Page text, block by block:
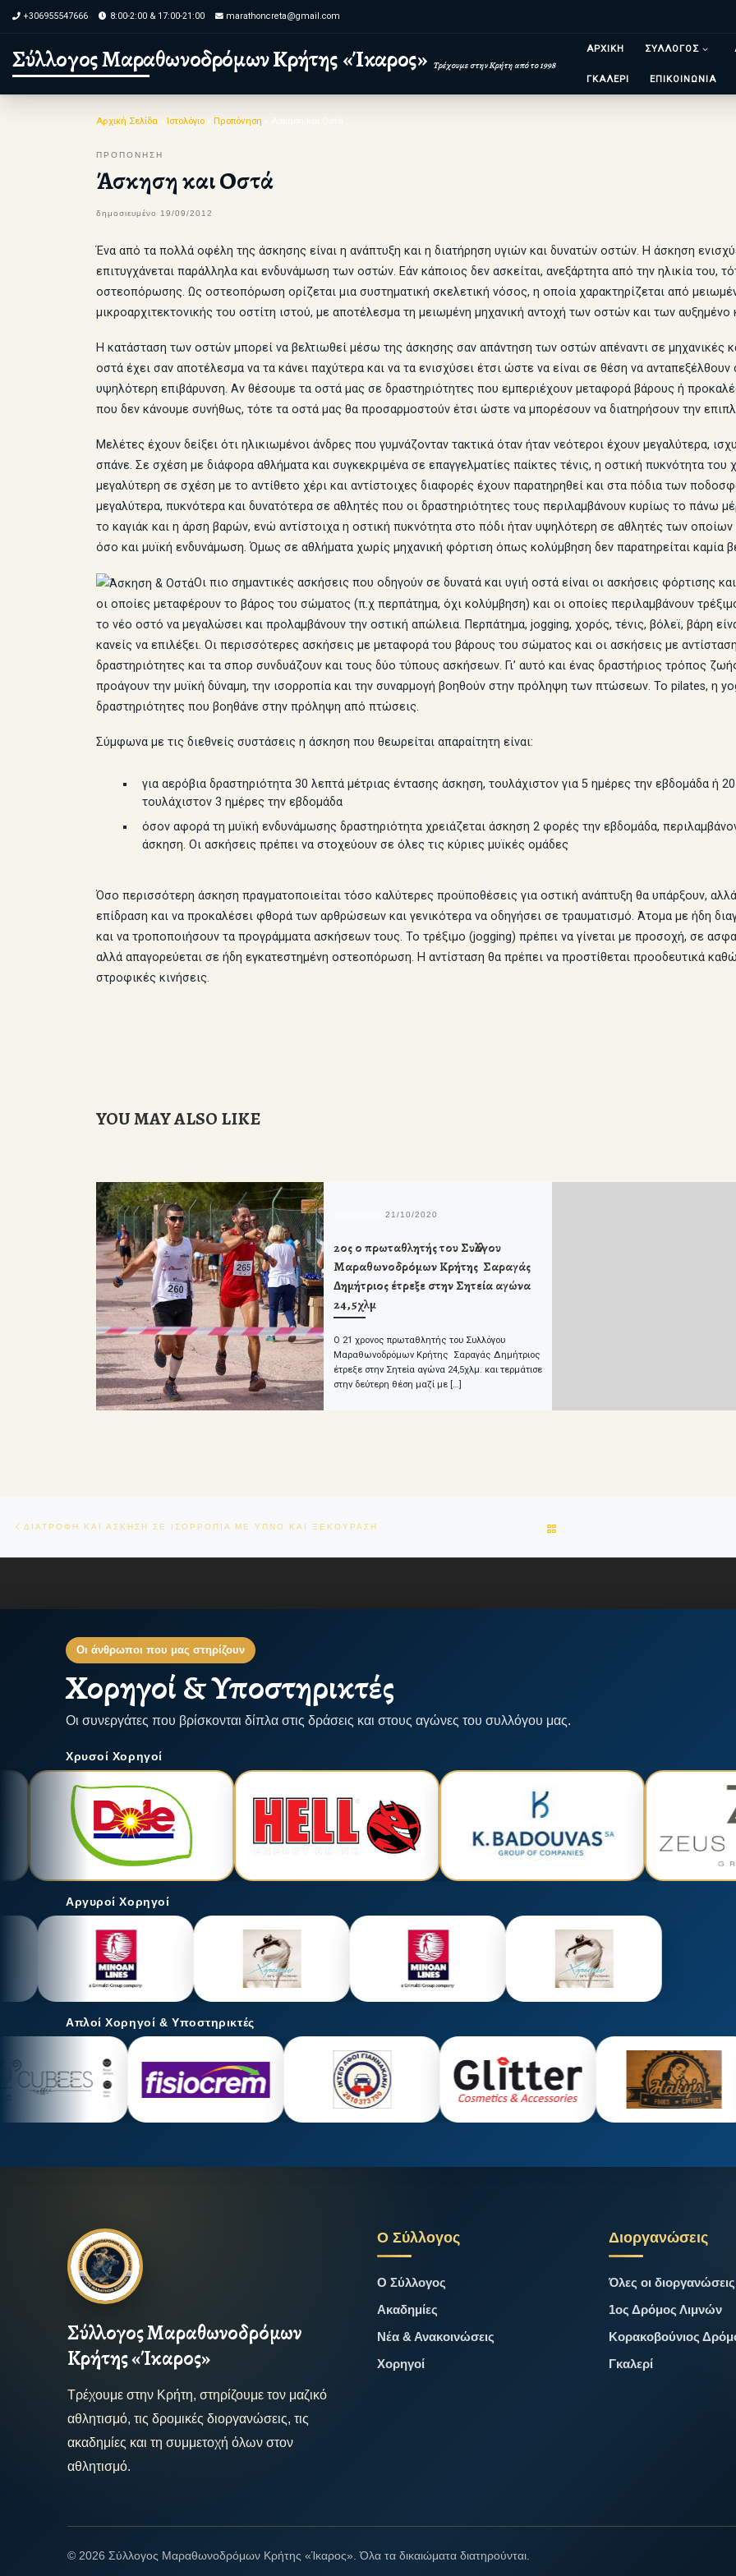
Skip to content
+306955547666 8:00-2:00 & 17:00-21:00 marathoncreta@gmail.com
Σύλλογος Μαραθωνοδρόμων Κρήτης «Ίκαρος» Τρέχουμε στην Κρήτη από το 1998
ΑΡΧΙΚΗ ΣΥΛΛΟΓΟΣ
ΓΚΑΛΕΡΙ ΕΠΙΚΟΙΝΩΝΙΑ
Αρχική Σελίδα Ιστολόγιο Προπόνηση
ΠΡΟΠΟΝΗΣΗ
Άσκηση και Οστά
δημοσιευμένο 19/09/2012
Ένα από τα πολλά οφέλη της άσκησης είναι η ανάπτυξη και η διατήρηση υγιών και δυνατών οστών. Η άσκηση
επιτυγχάνεται παράλληλα και ενδυνάμωση των οστών. Εάν κάποιος δεν ασκείται, ανεξάρτητα από την ηλικία του,
οστεοπόρωσης. Ως οστεοπόρωση ορίζεται μια συστηματική σκελετική νόσος, η οποία χαρακτηρίζεται από
μικροαρχιτεκτονικής του οστίτη ιστού, με αποτέλεσμα τη μειωμένη μηχανική αντοχή των οστών και των αυξημένο
Η κατάσταση των οστών μπορεί να βελτιωθεί μέσω της άσκησης σαν απάντηση των οστών απέναντι σε μηχανικές
οστά έχει σαν αποτέλεσμα να τα κάνει παχύτερα και να τα ενισχύσει έτσι ώστε να είναι σε θέση να
υψηλότερη επιβάρυνση. Αν θέσουμε τα οστά μας σε δραστηριότητες που εμπεριέχουν μεταφορά βάρους ή
που δεν κάνουμε συνήθως, τότε τα οστά μας θα προσαρμοστούν έτσι ώστε να μπορέσουν να διατηρήσουν την
Μελέτες έχουν δείξει ότι ηλικιωμένοι άνδρες που γυμνάζονταν τακτικά όταν ήταν νεότεροι έχουν μεγαλύτερα,
σπάνε. Σε σχέση με διάφορα αθλήματα και συγκεκριμένα σε επαγγελματίες παίκτες τένις, η οστική πυκνότητα του
μεγαλύτερη σε σχέση με το αντίθετο χέρι και αντίστοιχες διαφορές έχουν παρατηρηθεί και στα πόδια των
μεγαλύτερα, πυκνότερα και δυνατότερα σε αθλητές που οι δραστηριότητες τους περιλαμβάνουν κυρίως το πάνω
το καγιάκ και η άρση βαρών, ενώ αντίστοιχα η οστική πυκνότητα στο πόδι ήταν υψηλότερη σε αθλητές των οποίων
όσο και μυϊκή ενδυνάμωση. Όμως σε αθλήματα χωρίς μηχανική φόρτιση όπως κολύμβηση δεν παρατηρείται καμία
Οι πιο σημαντικές ασκήσεις που οδηγούν σε δυνατά και υγιή οστά είναι οι ασκήσεις φόρτισης
οι οποίες μεταφέρουν το βάρος του σώματος (π.χ περπάτημα, όχι κολύμβηση) και οι οποίες περιλαμβάνουν
το νέο οστό να μεγαλώσει και προλαμβάνουν την οστική απώλεια. Περπάτημα, jogging, χορός, τένις, βόλεϊ, βάρη
κανείς να επιλέξει. Οι περισσότερες ασκήσεις με μεταφορά του βάρους του σώματος και οι ασκήσεις με
δραστηριότητες και τα σπορ συνδυάζουν και τους δύο τύπους ασκήσεων. Γι’ αυτό και ένας δραστήριος τρόπος
προάγουν την μυϊκή δύναμη, την ισορροπία και την συναρμογή βοηθούν στην πρόληψη των πτώσεων. Το pilates, η
δραστηριότητες που βοηθάνε στην πρόληψη από πτώσεις.
Σύμφωνα με τις διεθνείς συστάσεις η άσκηση που θεωρείται απαραίτητη είναι:
για αερόβια δραστηριότητα 30 λεπτά μέτριας έντασης άσκηση, τουλάχιστον για 5 ημέρες την εβδομάδα ή
τουλάχιστον 3 ημέρες την εβδομάδα
όσον αφορά τη μυϊκή ενδυνάμωσης δραστηριότητα χρειάζεται άσκηση 2 φορές την εβδομάδα,
άσκηση. Οι ασκήσεις πρέπει να στοχεύουν σε όλες τις κύριες μυϊκές ομάδες
Όσο περισσότερη άσκηση πραγματοποιείται τόσο καλύτερες προϋποθέσεις για οστική ανάπτυξη θα υπάρξουν,
επίδραση και να προκαλέσει φθορά των αρθρώσεων και γενικότερα να οδηγήσει σε τραυματισμό. Άτομα με ήδη
και να τροποποιήσουν τα προγράμματα ασκήσεων τους. Το τρέξιμο (jogging) πρέπει να γίνεται με προσοχή, σε
αλλά απαγορεύεται σε ήδη εγκατεστημένη οστεοπόρωση. Η αντίσταση θα πρέπει να προστίθεται προοδευτικά
στροφικές κινήσεις.
YOU MAY ALSO LIKE
δημοσιευμένο 21/10/2020
2ος ο πρωταθλητής του Συλλόγου
Μαραθωνοδρόμων Κρήτης Σαραγάς
Δημήτριος έτρεξε στην Σητεία αγώνα
24,5χλμ
Ο 21 χρονος πρωταθλητής του Συλλόγου
Μαραθωνοδρόμων Κρήτης Σαραγάς Δημήτριος
έτρεξε στην Σητεία αγώνα 24,5χλμ. και τερμάτισε
στην δεύτερη θέση μαζί με […]
Πλοήγηση δημοσιεύσεων
ΔΙΑΤΡΟΦΗ ΚΑΙ ΑΣΚΗΣΗ ΣΕ ΙΣΟΡΡΟΠΙΑ ΜΕ ΥΠΝΟ ΚΑΙ ΞΕΚΟΥΡΑΣΗ
Οι άνθρωποι που μας στηρίζουν
Χορηγοί & Υποστηρικτές
Οι συνεργάτες που βρίσκονται δίπλα στις δράσεις και στους αγώνες του συλλόγου μας.
Χρυσοί Χορηγοί
Αργυροί Χορηγοί
Απλοί Χορηγοί & Υποστηρικτές
Σύλλογος Μαραθωνοδρόμων
Κρήτης «Ίκαρος»
Τρέχουμε στην Κρήτη, στηρίζουμε τον μαζικό
αθλητισμό, τις δρομικές διοργανώσεις, τις
ακαδημίες και τη συμμετοχή όλων στον
αθλητισμό.
Ο Σύλλογος
Ο Σύλλογος
Ακαδημίες
Νέα & Ανακοινώσεις
Χορηγοί
Διοργανώσεις
Όλες οι διοργανώσεις
1ος Δρόμος Λιμνών
Κορακοβούνιος
Γκαλερί
© 2026 Σύλλογος Μαραθωνοδρόμων Κρήτης «Ίκαρος». Όλα τα δικαιώματα διατηρούνται.